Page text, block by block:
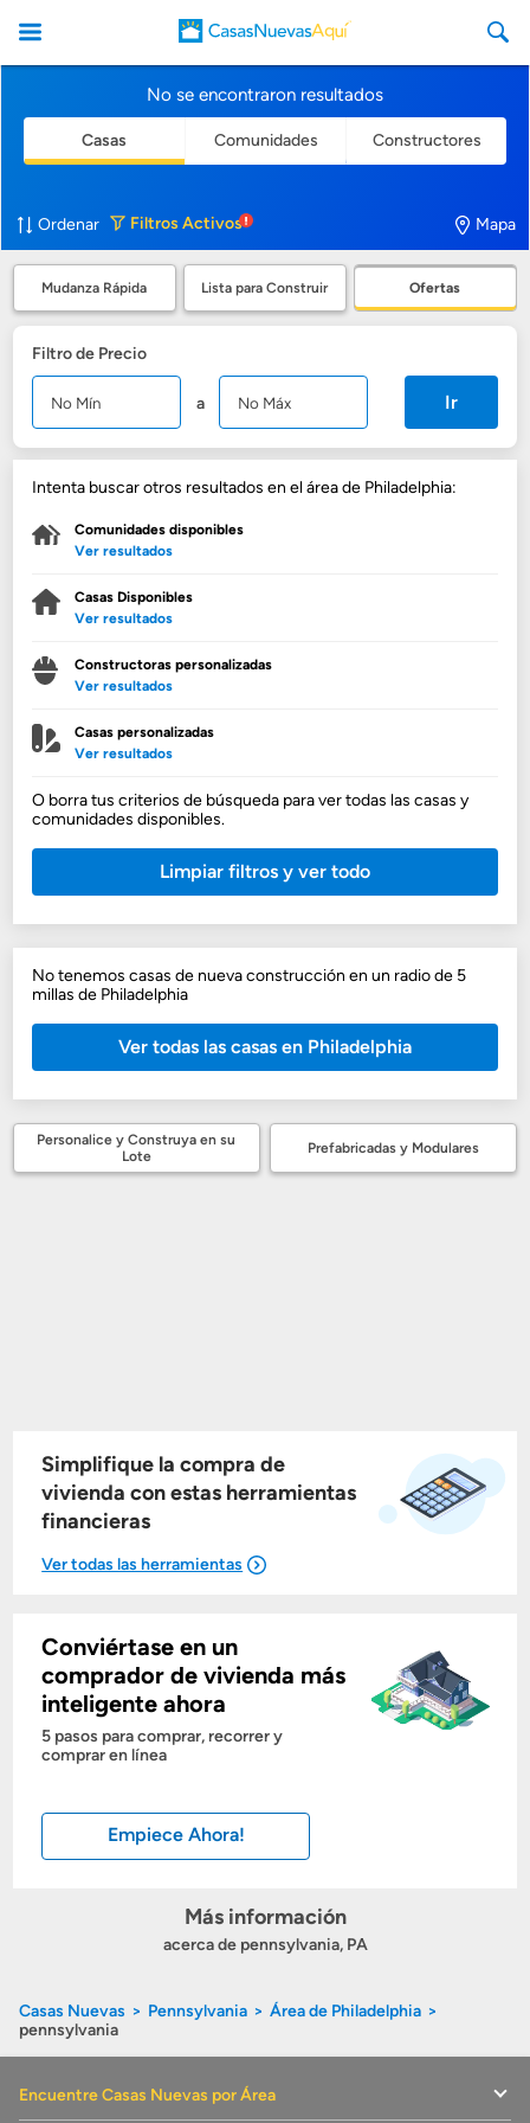
No se encontraron resultados
Casas Comunidades Constructores
Ordenar Filtros Activos Mapa
Mudanza Rápida Lista para Construir Ofertas
Filtro de Precio
a Ir
Intenta buscar otros resultados en el área de Philadelphia:
Comunidades disponibles
Ver resultados
Casas Disponibles
Ver resultados
Constructoras personalizadas
Ver resultados
Casas personalizadas
Ver resultados
O borra tus criterios de búsqueda para ver todas las casas y
comunidades disponibles.
Limpiar filtros y ver todo
No tenemos casas de nueva construcción en un radio de 5
millas de Philadelphia
Ver todas las casas en Philadelphia
Personalice y Construya en su
Lote
Prefabricadas y Modulares
Simplifique la compra de
vivienda con estas herramientas
financieras
Mostrarme lo que puedo pagar
Costos casa nueva vs. usada
Calcular mi hipoteca
Obtener Aprobación Previa
Conviértase en un
comprador de vivienda más
inteligente ahora
5 pasos para comprar, recorrer y
comprar en línea
Empiece Ahora!
Más información
acerca de pennsylvania, PA
Casas Nuevas Pennsylvania
Área de Philadelphia
pennsylvania
Encuentre Casas Nuevas por Área